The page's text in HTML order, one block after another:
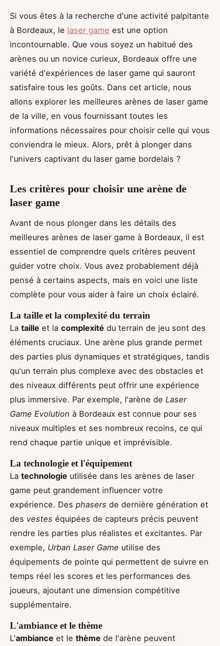
Si vous êtes à la recherche d'une activité palpitante
à Bordeaux, le laser game est une option
incontournable. Que vous soyez un habitué des
arènes ou un novice curieux, Bordeaux offre une
variété d'expériences de laser game qui sauront
satisfaire tous les goûts. Dans cet article, nous
allons explorer les meilleures arènes de laser game
de la ville, en vous fournissant toutes les
informations nécessaires pour choisir celle qui vous
conviendra le mieux. Alors, prêt à plonger dans
l'univers captivant du laser game bordelais ?
Les critères pour choisir une arène de
laser game
Avant de nous plonger dans les détails des
meilleures arènes de laser game à Bordeaux, il est
essentiel de comprendre quels critères peuvent
guider votre choix. Vous avez probablement déjà
pensé à certains aspects, mais en voici une liste
complète pour vous aider à faire un choix éclairé.
La taille et la complexité du terrain
La taille et la complexité du terrain de jeu sont des
éléments cruciaux. Une arène plus grande permet
des parties plus dynamiques et stratégiques, tandis
qu'un terrain plus complexe avec des obstacles et
des niveaux différents peut offrir une expérience
plus immersive. Par exemple, l'arène de Laser
Game Evolution à Bordeaux est connue pour ses
niveaux multiples et ses nombreux recoins, ce qui
rend chaque partie unique et imprévisible.
La technologie et l'équipement
La technologie utilisée dans les arènes de laser
game peut grandement influencer votre
expérience. Des phasers de dernière génération et
des vestes équipées de capteurs précis peuvent
rendre les parties plus réalistes et excitantes. Par
exemple, Urban Laser Game utilise des
équipements de pointe qui permettent de suivre en
temps réel les scores et les performances des
joueurs, ajoutant une dimension compétitive
supplémentaire.
L'ambiance et le thème
L'ambiance et le thème de l'arène peuvent